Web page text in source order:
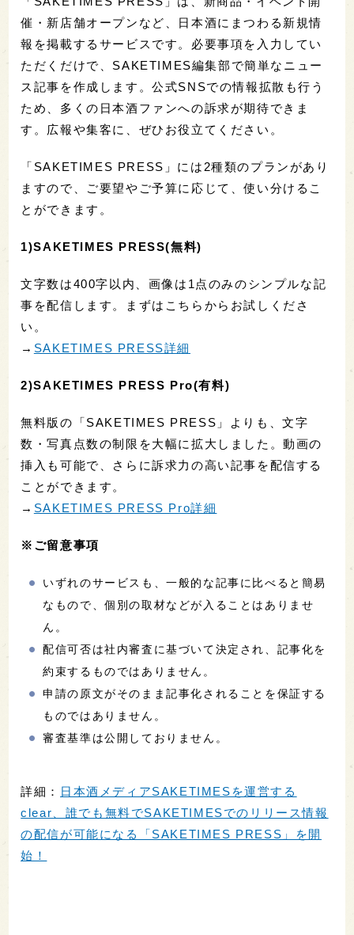
催・新店舗オープンなど、日本酒にまつわる新規情
報を掲載するサービスです。必要事項を入力してい
ただくだけで、SAKETIMES編集部で簡単なニュー
ス記事を作成します。公式SNSでの情報拡散も行う
ため、多くの日本酒ファンへの訴求が期待できま
す。広報や集客に、ぜひお役立てください。
「SAKETIMES PRESS」には2種類のプランがあり
ますので、ご要望やご予算に応じて、使い分けるこ
とができます。
1)SAKETIMES PRESS(無料)
文字数は400字以内、画像は1点のみのシンプルな記
事を配信します。まずはこちらからお試しくださ
い。
→ SAKETIMES PRESS詳細
2)SAKETIMES PRESS Pro(有料)
無料版の「SAKETIMES PRESS」よりも、文字
数・写真点数の制限を大幅に拡大しました。動画の
挿入も可能で、さらに訴求力の高い記事を配信する
ことができます。
→ SAKETIMES PRESS Pro詳細
※ご留意事項
いずれのサービスも、一般的な記事に比べると簡易
なもので、個別の取材などが入ることはありませ
ん。
配信可否は社内審査に基づいて決定され、記事化を
約束するものではありません。
申請の原文がそのまま記事化されることを保証する
ものではありません。
審査基準は公開しておりません。
詳細：
日本酒メディアSAKETIMESを運営する
clear、誰でも無料でSAKETIMESでのリリース情報
の配信が可能になる「SAKETIMES PRESS」を開
始！